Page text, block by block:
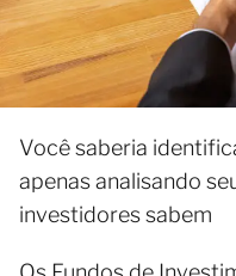
Você saberia
apenas analisando
investidores sabem